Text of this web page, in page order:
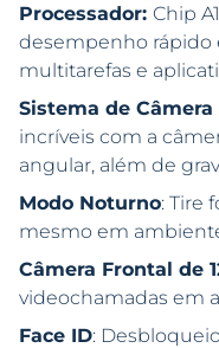
Processador: Chip
desempenho rápido
multitarefas e
Sistema de Câmera
incríveis com a
angular, além de
Modo Noturno: Tire
mesmo em
Câmera Frontal de
videochamadas em
Face ID: